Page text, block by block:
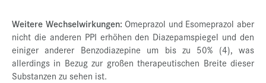
Weitere Wechselwirkungen: Omeprazol und Esomeprazol aber
nicht die anderen PPI erhöhen den Diazepamspiegel und den
einiger anderer Benzodiazepine um bis zu 50% (4), was
allerdings in Bezug zur großen therapeutischen Breite dieser
Substanzen zu sehen ist.